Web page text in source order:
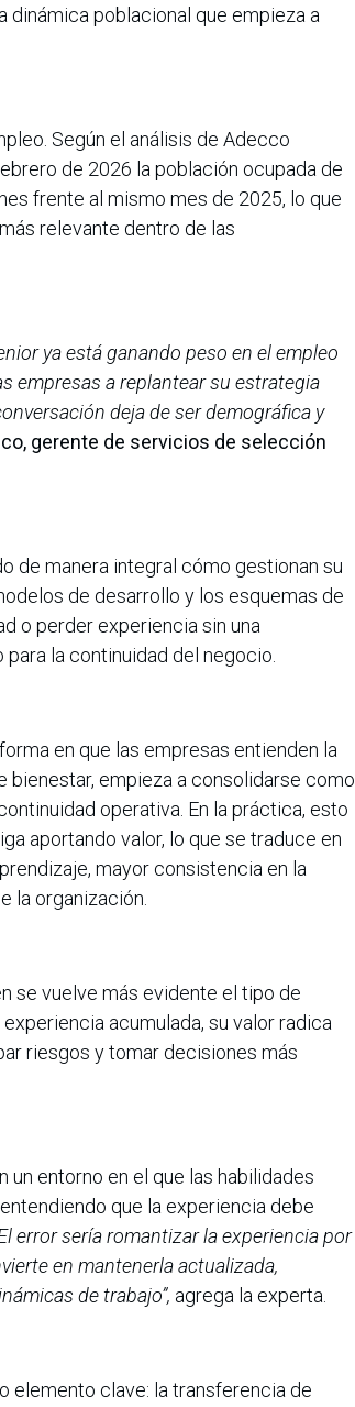
dinámica poblacional que empieza a
Según el análisis de Adecco
de 2026 la población ocupada de
frente al mismo mes de 2025, lo que
relevante dentro de las
ya está ganando peso en el empleo
empresas a replantear su estrategia
deja de ser demográfica y
gerente de servicios de selección
de manera integral cómo gestionan su
de desarrollo y los esquemas de
o perder experiencia sin una
la continuidad del negocio.
en que las empresas entienden la
bienestar, empieza a consolidarse como
operativa. En la práctica, esto
aportando valor, lo que se traduce en
mayor consistencia en la
la organización.
se vuelve más evidente el tipo de
acumulada, su valor radica
riesgos y tomar decisiones más
un entorno en el que las habilidades
que la experiencia debe
error sería romantizar la experiencia por
en mantenerla actualizada,
de trabajo”, agrega la experta.
elemento clave: la transferencia de